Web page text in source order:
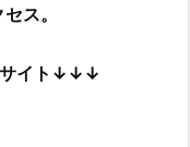
ス。
サイト↓↓↓